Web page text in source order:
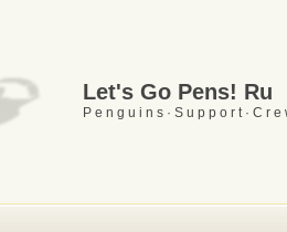
Let's Go Pens! Ru
P e n g u i n s · S u p p o r t · C r e